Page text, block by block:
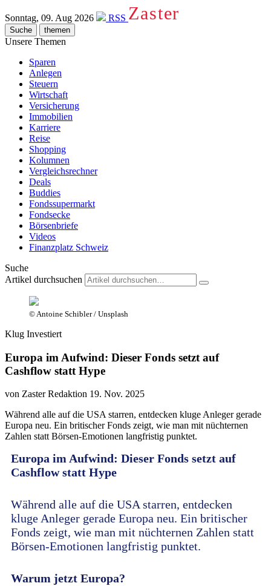
Sonntag, 09. Aug 2026 RSS Zaster
Suche themen
Unsere Themen
Sparen
Anlegen
Steuern
Wirtschaft
Versicherung
Immobilien
Karriere
Reise
Shopping
Kolumnen
Vergleichsrechner
Deals
Buddies
Fondssupermarkt
Fondsecke
Börsenbriefe
Videos
Finanzplatz Schweiz
Suche
Artikel durchsuchen
© Antoine Schibler / Unsplash
Klug Investiert
Europa im Aufwind: Dieser Fonds setzt auf
Cashflow statt Hype
von Zaster Redaktion 19. Nov. 2025
Während alle auf die USA starren, entdecken kluge Anleger gerade
Europa neu. Ein britischer Fonds zeigt, wie man mit nüchternen
Zahlen statt Börsen-Emotionen langfristig punktet.
Europa im Aufwind: Dieser Fonds setzt auf
Cashflow statt Hype
Während alle auf die USA starren, entdecken
kluge Anleger gerade Europa neu. Ein britischer
Fonds zeigt, wie man mit nüchternen Zahlen statt
Börsen-Emotionen langfristig punktet.
Warum jetzt Europa?